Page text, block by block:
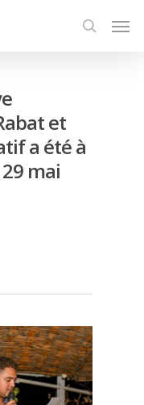
et
a été à
mai